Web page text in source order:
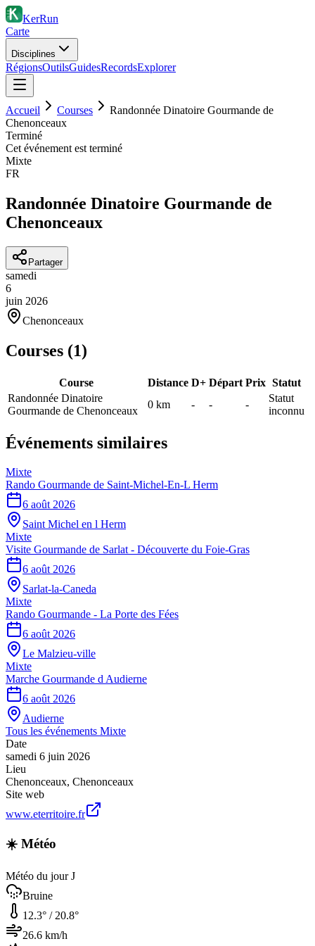
KerRun
Carte
Disciplines
RégionsOutilsGuidesRecordsExplorer
Accueil Courses
Randonnée Dinatoire Gourmande de
Chenonceaux
Terminé
Cet événement est terminé
Mixte
FR
Randonnée Dinatoire Gourmande de
Chenonceaux
Partager
samedi
6
juin 2026
Chenonceaux
Courses (1)
Course Distance D+ Départ Prix Statut
Randonnée Dinatoire
Gourmande de Chenonceaux
0 km - - -
Statut
inconnu
Événements similaires
Mixte
Rando Gourmande de Saint-Michel-En-L Herm
6 août 2026
Saint Michel en l Herm
Mixte
Visite Gourmande de Sarlat - Découverte du Foie-Gras
6 août 2026
Sarlat-la-Caneda
Mixte
Rando Gourmande - La Porte des Fées
6 août 2026
Le Malzieu-ville
Mixte
Marche Gourmande d Audierne
6 août 2026
Audierne
Tous les événements Mixte
Date
samedi 6 juin 2026
Lieu
Chenonceaux, Chenonceaux
Site web
www.eterritoire.fr
☀️ Météo
Météo du jour J
Bruine
12.3° / 20.8°
26.6 km/h